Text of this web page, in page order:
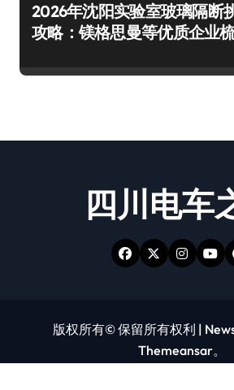
2026年沈阳实验室玻璃隔断
攻略：镁格思曼等优质企业
四川电车
版权所有© 保留所有权利 |
Themeansar。